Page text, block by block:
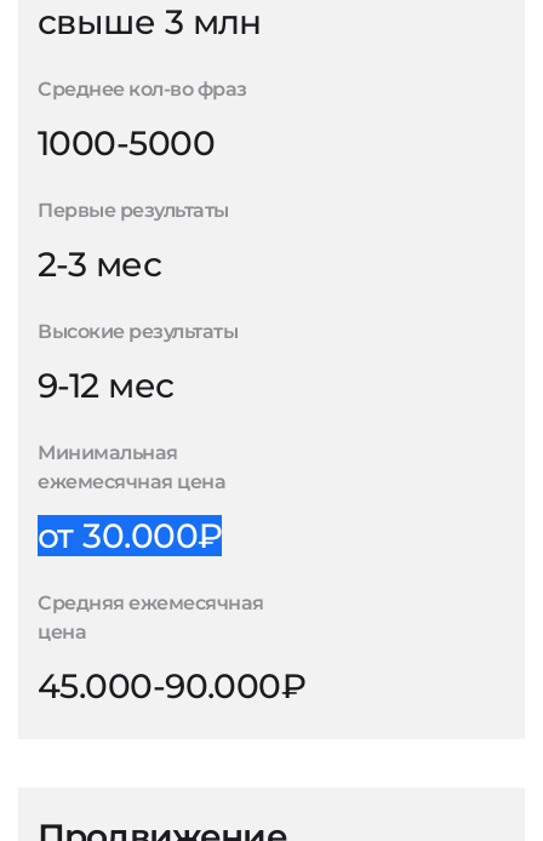
свыше 3 млн
Среднее кол-во фраз
1000-5000
Первые результаты
2-3 мес
Высокие результаты
9-12 мес
Минимальная
ежемесячная цена
от 30.000₽
Средняя ежемесячная
цена
45.000-90.000₽